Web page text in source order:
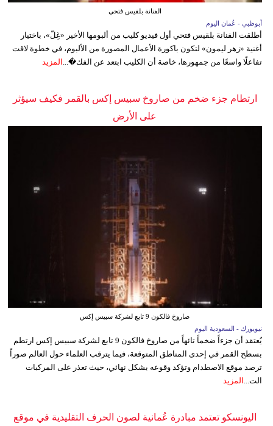
الفنانة بلقيس فتحي
أبوظبي - عُمان اليوم
أطلقت الفنانة بلقيس فتحي أول فيديو كليب من ألبومها الأخير «غِلّ»، باختيار
أغنية «زهر ليمون» لتكون باكورة الأعمال المصورة من الألبوم، في خطوة لاقت
تفاعلًا واسعًا من جمهورها، خاصة أن الكليب ابتعد عن الفك�... المزيد
ارتطام جزء ضخم من صاروخ سبيس إكس بالقمر فكيف سيؤثر
على الأرض
صاروخ فالكون 9 تابع لشركة سبيس إكس
نيويورك - السعودية اليوم
يُعتقد أن جزءاً ضخماً تائهاً من صاروخ فالكون 9 تابع لشركة سبيس إكس ارتطم
بسطح القمر في إحدى المناطق المتوقعة، فيما يترقب العلماء حول العالم صوراً
ترصد موقع الاصطدام وتؤكد وقوعه بشكل نهائي، حيث تعذر على المركبات
الت...
المزيد
اليونسكو تعتمد مبادرة عُمانية لصون الحرف التقليدية في موقع